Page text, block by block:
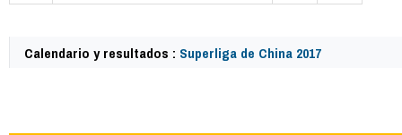
Calendario y resultados : Superliga de China 2017